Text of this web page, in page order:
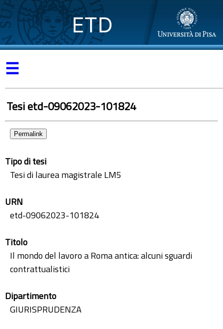
ETD
☰
Tesi etd-09062023-101824
Permalink
Tipo di tesi
Tesi di laurea magistrale LM5
URN
etd-09062023-101824
Titolo
Il mondo del lavoro a Roma antica: alcuni sguardi
contrattualistici
Dipartimento
GIURISPRUDENZA